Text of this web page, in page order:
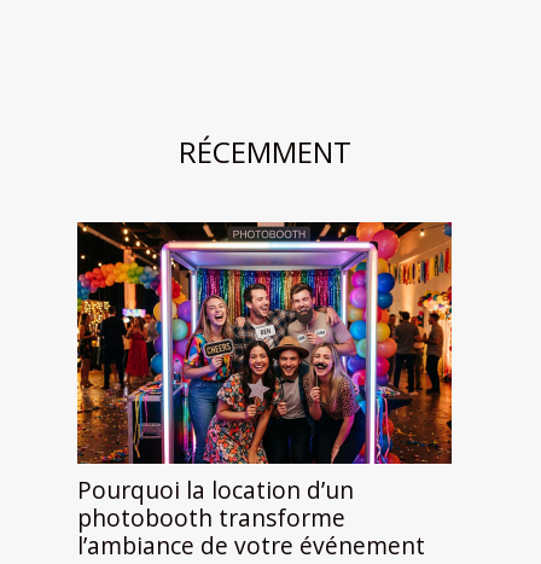
RÉCEMMENT
Pourquoi la location d’un
photobooth transforme
l’ambiance de votre événement